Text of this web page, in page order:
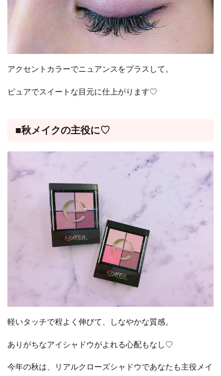
アクセントカラーでニュアンスをプラスして。
ピュアでスイートな目元に仕上がります♡
■秋メイクの主役に♡
軽いタッチで程よく伸びて、しなやかな質感。
ありがちなアイシャドウがよれる心配もなし♡
今年の秋は、リアルクローズシャドウであなたも主役メイ